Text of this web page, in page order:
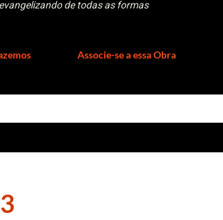
de todas as formas
Associe-se a essa Obra